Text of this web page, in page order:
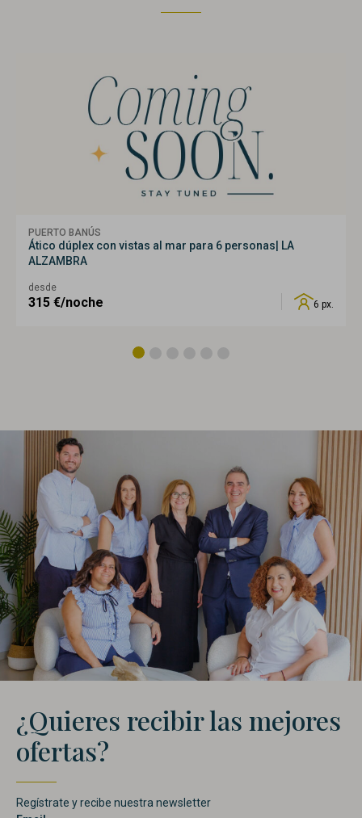
PUERTO BANÚS
Ático dúplex con vistas al mar para 6 personas| LA
ALZAMBRA
desde
315 €/noche 6 px.
¿Quieres recibir las mejores
ofertas?
Regístrate y recibe nuestra newsletter